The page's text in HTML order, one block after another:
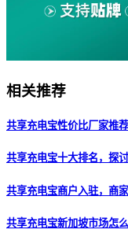
相关推荐
共享充电宝性价比厂家推
共享充电宝十大排名，探
共享充电宝商户入驻，商
共享充电宝新加坡市场怎